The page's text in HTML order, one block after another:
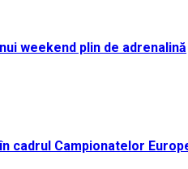
weekend plin de adrenalină
Campionatelor